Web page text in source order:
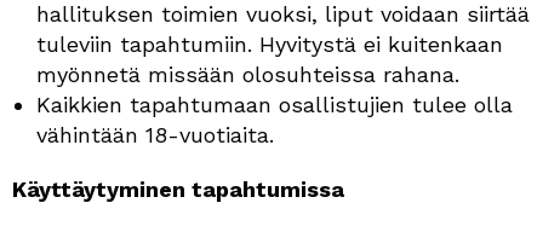
hallituksen toimien vuoksi, liput voidaan siirtää
tuleviin tapahtumiin. Hyvitystä ei kuitenkaan
myönnetä missään olosuhteissa rahana.
Kaikkien tapahtumaan osallistujien tulee olla
vähintään 18-vuotiaita.
Käyttäytyminen tapahtumissa